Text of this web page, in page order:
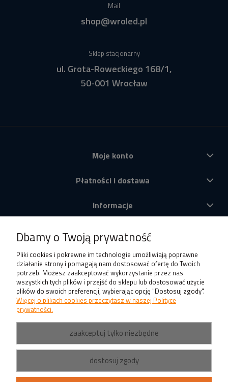
Mail
shop@wroled.pl
Sklep stacjonarny
ul. Grota-Roweckiego 168/1,
50-001 Wrocław
Moje konto
Płatności i dostawa
Informacje
Produkty
Dbamy o Twoją prywatność
Pliki cookies i pokrewne im technologie umożliwiają poprawne
działanie strony i pomagają nam dostosować ofertę do Twoich
potrzeb. Możesz zaakceptować wykorzystanie przez nas
wszystkich tych plików i przejść do sklepu lub dostosować użycie
plików do swoich preferencji, wybierając opcję "Dostosuj zgody".
Więcej o plikach cookies przeczytasz w naszej Polityce
prywatności.
zaakceptuj tylko niezbędne
dostosuj zgody